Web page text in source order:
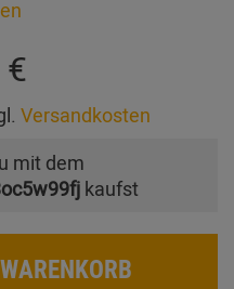
Versandkosten
mit dem
kaufst